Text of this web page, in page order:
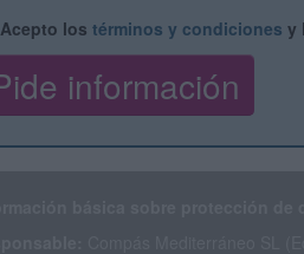
Acepto los términos y condiciones y